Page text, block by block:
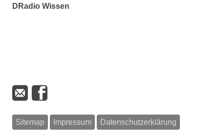
DRadio Wissen
Sitemap Impressum Datenschutzerklärung